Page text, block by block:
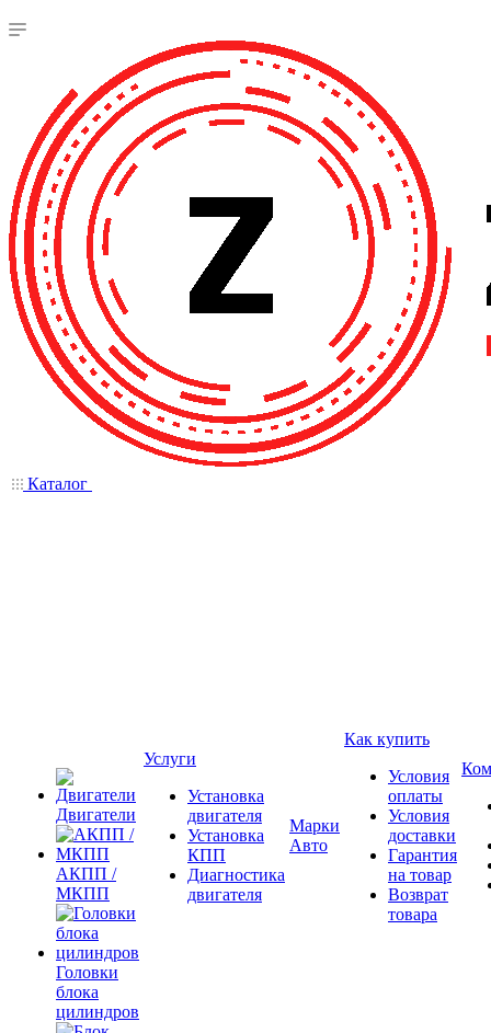
Каталог
Двигатели
АКПП /
МКПП
Головки
блока
цилиндров
Услуги
Установка
двигателя
Установка
КПП
Диагностика
двигателя
Марки
Авто
Как купить
Условия
оплаты
Условия
доставки
Гарантия
на товар
Возврат
товара